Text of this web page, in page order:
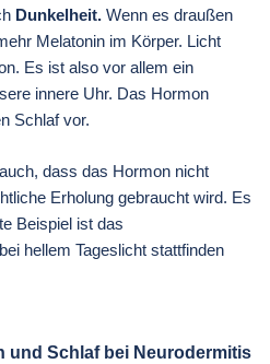
Dunkelheit. Wenn es draußen
Melatonin im Körper. Licht
Es ist also vor allem ein
innere Uhr. Das Hormon
Schlaf vor.
dass das Hormon nicht
Erholung gebraucht wird. Es
Beispiel ist das
hellem Tageslicht stattfinden
und Schlaf bei Neurodermitis